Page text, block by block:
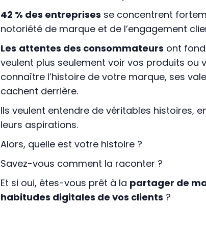
42 % des entreprises se concentrent
notoriété de marque et de l’engagement
Les attentes des consommateurs ont
veulent plus seulement voir vos produits ou
connaître l’histoire de votre marque, ses
cachent derrière.
Ils veulent entendre de véritables histoires,
leurs aspirations.
Alors, quelle est votre histoire ?
Savez-vous comment la raconter ?
Et si oui, êtes-vous prêt à la partager de
habitudes digitales de vos clients ?